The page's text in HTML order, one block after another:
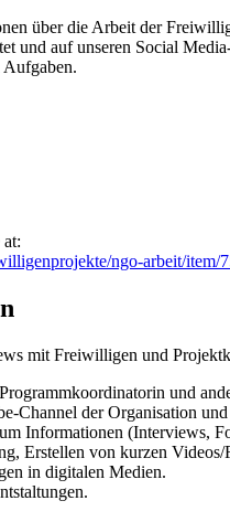
über die Arbeit der
und auf unseren Social
ngo-arbeit/item/
mit Freiwilligen und
und
Channel der Organisation
Informationen (Interviews,
Erstellen von kurzen
in digitalen Medien.